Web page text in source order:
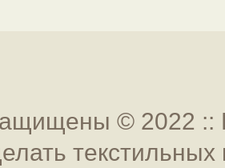
© 2022